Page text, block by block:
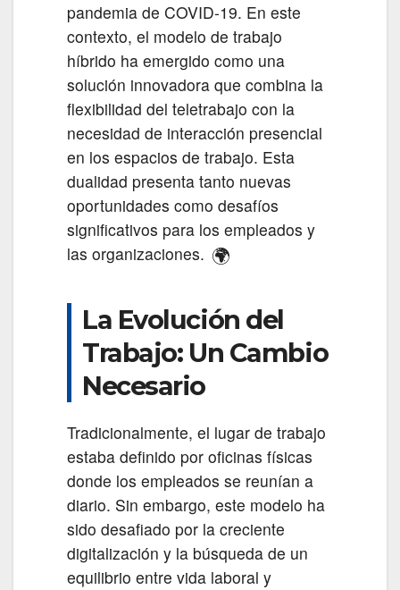
pandemia de COVID-19. En este
contexto, el modelo de trabajo
híbrido ha emergido como una
solución innovadora que combina la
flexibilidad del teletrabajo con la
necesidad de interacción presencial
en los espacios de trabajo. Esta
dualidad presenta tanto nuevas
oportunidades como desafíos
significativos para los empleados y
las organizaciones. 🌍
La Evolución del
Trabajo: Un Cambio
Necesario
Tradicionalmente, el lugar de trabajo
estaba definido por oficinas físicas
donde los empleados se reunían a
diario. Sin embargo, este modelo ha
sido desafiado por la creciente
digitalización y la búsqueda de un
equilibrio entre vida laboral y